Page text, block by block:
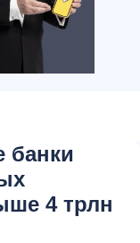
банки
4 трлн